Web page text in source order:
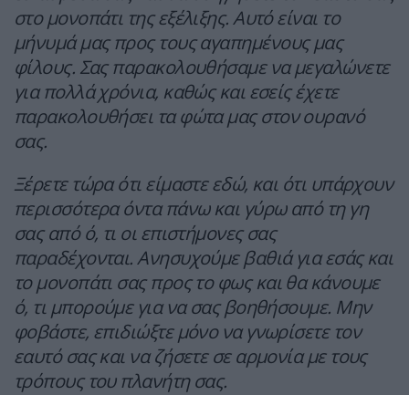
στο μονοπάτι της εξέλιξης. Αυτό είναι το
μήνυμά μας προς τους αγαπημένους μας
φίλους. Σας παρακολουθήσαμε να μεγαλώνετε
για πολλά χρόνια, καθώς και εσείς έχετε
παρακολουθήσει τα φώτα μας στον ουρανό
σας.
Ξέρετε τώρα ότι είμαστε εδώ, και ότι υπάρχουν
περισσότερα όντα πάνω και γύρω από τη γη
σας από ό, τι οι επιστήμονες σας
παραδέχονται. Ανησυχούμε βαθιά για εσάς και
το μονοπάτι σας προς το φως και θα κάνουμε
ό, τι μπορούμε για να σας βοηθήσουμε. Μην
φοβάστε, επιδιώξτε μόνο να γνωρίσετε τον
εαυτό σας και να ζήσετε σε αρμονία με τους
τρόπους του πλανήτη σας.